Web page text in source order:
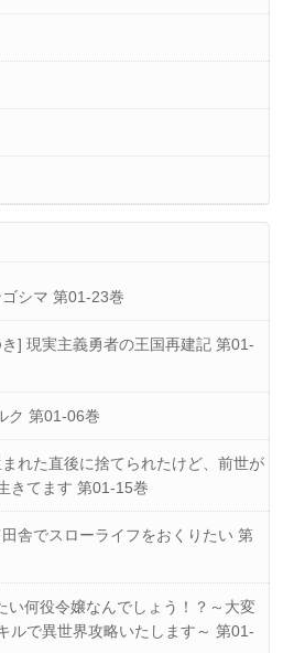
シマ 第01-23巻
] 現実主義勇者の王国再建記 第01-
ク 第01-06巻
れた直後に捨てられたけど、前世が
きてます 第01-15巻
舎でスローライフをおくりたい 第
い何役令嬢なんでしょう！？～大変
ルで異世界攻略いたします～ 第01-